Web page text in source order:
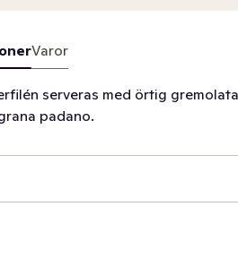
Varor
serveras med örtig
padano.